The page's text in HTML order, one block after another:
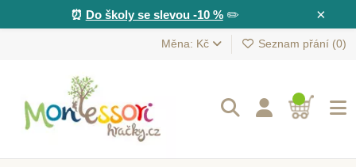
×
⏰ Do školy se slevou -10 %✏️
Měna: Kč Seznam přání (0)